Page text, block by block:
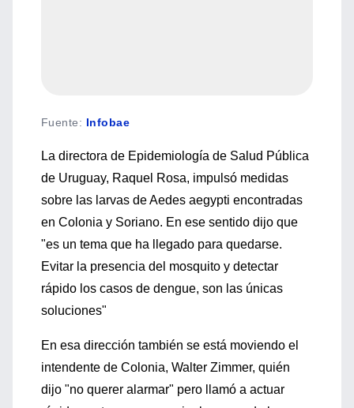
Fuente: Infobae
La directora de Epidemiología de Salud Pública
de Uruguay, Raquel Rosa, impulsó medidas
sobre las larvas de Aedes aegypti encontradas
en Colonia y Soriano. En ese sentido dijo que
"es un tema que ha llegado para quedarse.
Evitar la presencia del mosquito y detectar
rápido los casos de dengue, son las únicas
soluciones"
En esa dirección también se está moviendo el
intendente de Colonia, Walter Zimmer, quién
dijo "no querer alarmar" pero llamó a actuar